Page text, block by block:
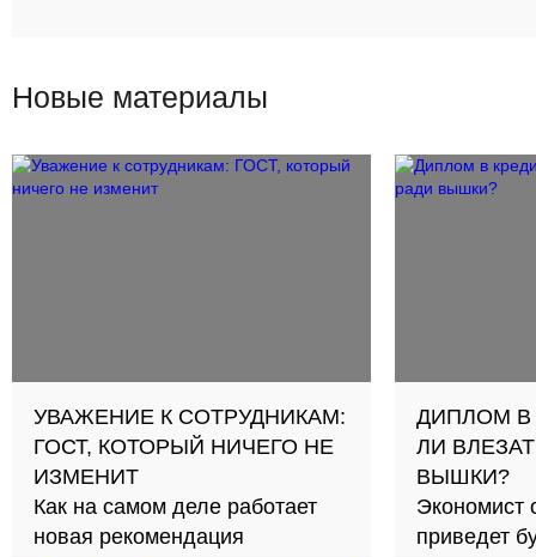
Новые материалы
УВАЖЕНИЕ К СОТРУДНИКАМ:
ГОСТ, КОТОРЫЙ НИЧЕГО НЕ
ИЗМЕНИТ
Как на самом деле работает
новая рекомендация
ДИПЛОМ В
ЛИ
ВЫШКИ?
Экономист
приведет